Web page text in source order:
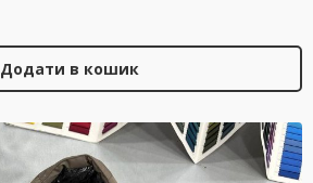
Додати в кошик